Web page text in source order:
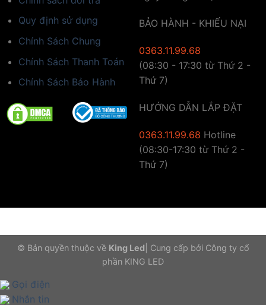
Quy định sử dụng
Chính Sách Chung
Chính Sách Thanh Toán
Chính Sách Bảo Hành
BẢO HÀNH - KHIẾU NẠI
0363.11.99.68
(08:30 - 17:30 từ Thứ 2 -
Thứ 7)
HƯỚNG DẪN LẮP ĐẶT
0363.11.99.68 Hotline
(08:30-17:30 từ Thứ 2 -
Thứ 7)
© Bản quyền thuộc về King Led Cung cấp bởi Công ty cổ
phần KING LED
Gọi điện
Nhắn tin